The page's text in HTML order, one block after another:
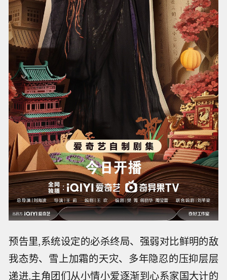
预告里,系统设定的必杀终局、强弱对比鲜明的敌
我态势、雪上加霜的天灾、多年隐忍的压抑层层
递进,主角团们从小情小爱逐渐到心系家国大计的